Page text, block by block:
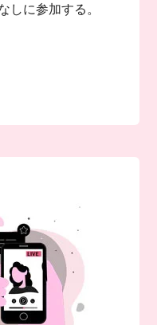
しに参加する。